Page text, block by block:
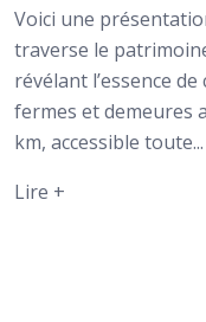
Voici une
traverse le
révélant l’essence
fermes et demeures
km, accessible toute...
Lire +